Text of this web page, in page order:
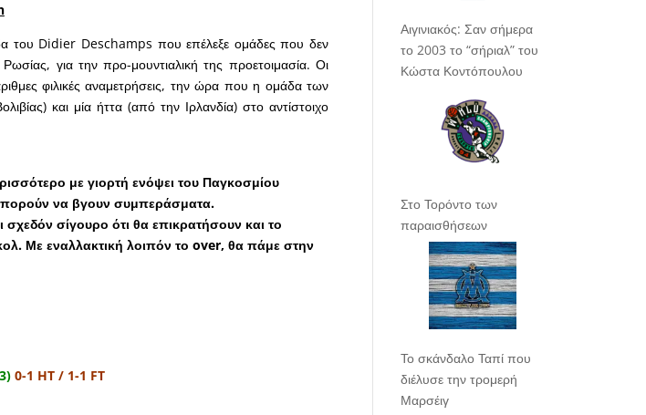
του Didier Deschamps που επέλεξε ομάδες που δεν
για την προ-μουντιαλική της προετοιμασία. Οι
φιλικές αναμετρήσεις, την ώρα που η ομάδα των
και μία ήττα (από την Ιρλανδία) στο αντίστοιχο
με γιορτή ενόψει του Παγκοσμίου
να βγουν συμπεράσματα.
σχεδόν σίγουρο ότι θα επικρατήσουν και το
Με εναλλακτική λοιπόν το over, θα πάμε στην
0-1 HT / 1-1 FT
Αιγινιακός: Σαν σήμερα
το 2003 το “σήριαλ” του
Κώστα Κοντόπουλου
Στο Τορόντο των
παραισθήσεων
Το σκάνδαλο Ταπί που
διέλυσε την τρομερή
Μαρσέιγ